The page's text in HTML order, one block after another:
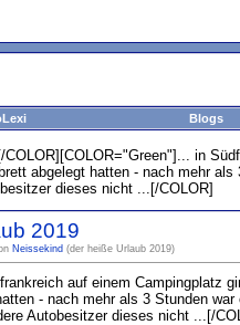
Blogs
in
abgelegt hatten - nach mehr
dieses nicht ...[/COLOR]
2019
Neissekind (der heiße Urlaub 2019)
auf einem Campingplatz
- nach mehr als 3 Stunden
Autobesitzer dieses nicht ...[/